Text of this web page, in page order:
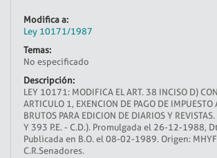
Modifica a:
Ley 10171/1987
Temas:
No especificado
Descripción:
LEY 10171: MODIFICA EL ART. 38 INCISO D)
ARTICULO 1, EXENCION DE PAGO DE IMPUESTO
BRUTOS PARA EDICION DE DIARIOS Y
Y 393 P.E. - C.D.). Promulgada el 26-12-1988,
Publicada en B.O. el 08-02-1989. Origen:
C.R.Senadores.